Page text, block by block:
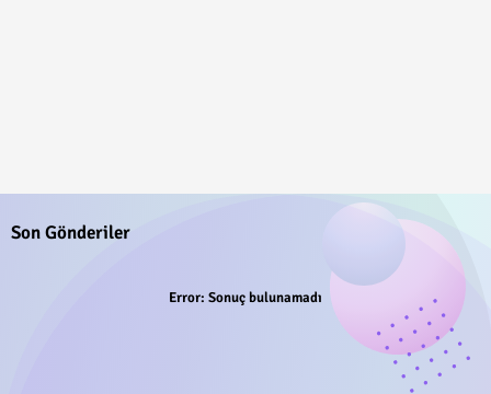
Son Gönderiler
Error: Sonuç bulunamadı